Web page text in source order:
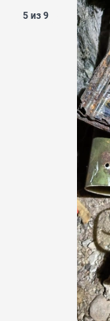
5 из 9